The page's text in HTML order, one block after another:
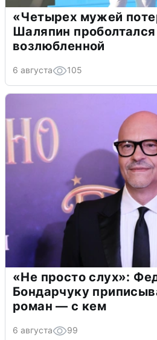
«Четырех мужей
Шаляпин проболтался
возлюбленной
6 августа 105
«Не просто слух»:
Бондарчуку
роман — с кем
6 августа 99